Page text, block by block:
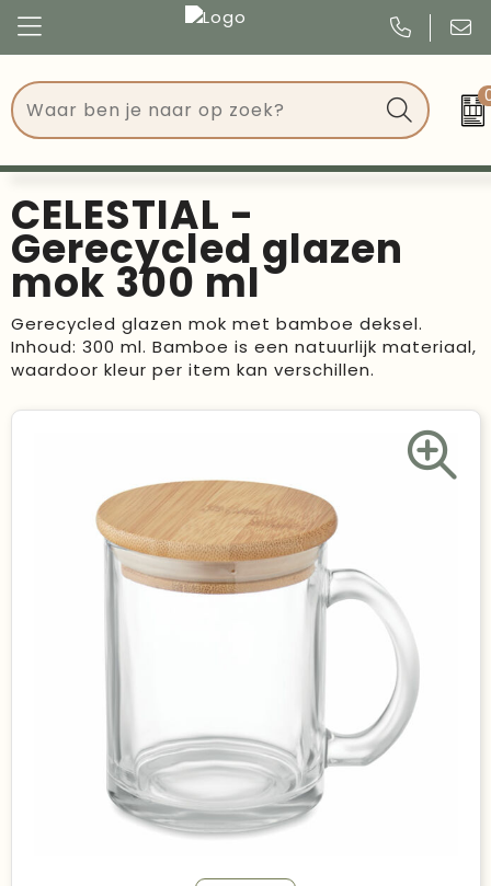
Tassen
Drinkwaren
Events
Give Aways
Geschenken
Schrijfwaren
Duurzame keuzes
Made in Europe
Congres
Events
Kerst
Verjaardagen
Voetbal, EK en WK
CELESTIAL -
Gerecycled glazen
mok 300 ml
Gerecycled glazen mok met bamboe deksel.
Inhoud: 300 ml. Bamboe is een natuurlijk materiaal,
waardoor kleur per item kan verschillen.